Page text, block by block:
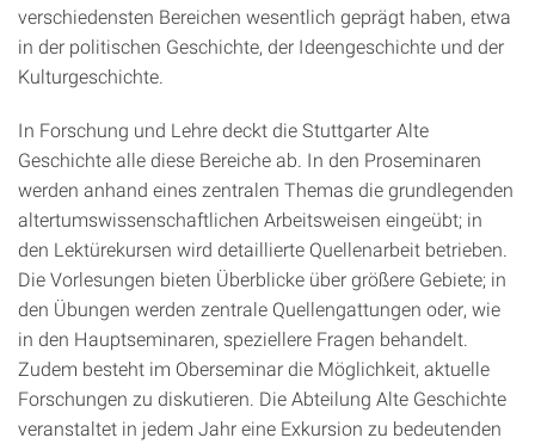
verschiedensten Bereichen wesentlich geprägt haben, etwa
in der politischen Geschichte, der Ideengeschichte und der
Kulturgeschichte.
In Forschung und Lehre deckt die Stuttgarter Alte
Geschichte alle diese Bereiche ab. In den Proseminaren
werden anhand eines zentralen Themas die grundlegenden
altertumswissenschaftlichen Arbeitsweisen eingeübt; in
den Lektürekursen wird detaillierte Quellenarbeit betrieben.
Die Vorlesungen bieten Überblicke über größere Gebiete; in
den Übungen werden zentrale Quellengattungen oder, wie
in den Hauptseminaren, speziellere Fragen behandelt.
Zudem besteht im Oberseminar die Möglichkeit, aktuelle
Forschungen zu diskutieren. Die Abteilung Alte Geschichte
veranstaltet in jedem Jahr eine Exkursion zu bedeutenden